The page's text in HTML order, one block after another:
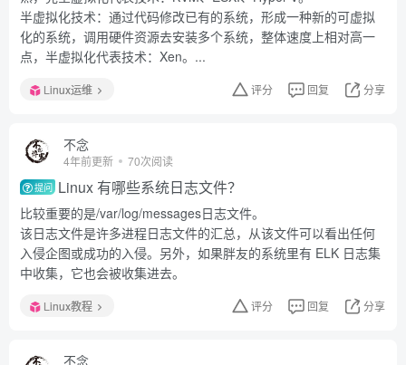
半虚拟化技术：通过代码修改已有的系统，形成一种新的可虚拟
化的系统，调用硬件资源去安装多个系统，整体速度上相对高一
点，半虚拟化代表技术：Xen。...
Linux运维 评分 回复 分享
不念
4年前更新 70次阅读
提问 Linux 有哪些系统日志文件？
比较重要的是/var/log/messages日志文件。
该日志文件是许多进程日志文件的汇总，从该文件可以看出任何
入侵企图或成功的入侵。另外，如果胖友的系统里有 ELK 日志集
中收集，它也会被收集进去。
Linux教程 评分 回复 分享
不念